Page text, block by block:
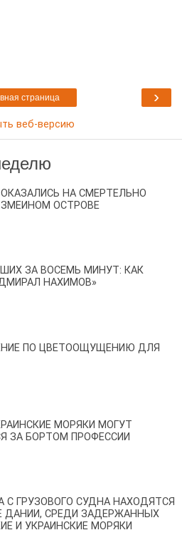
›
страница
веб-версию
НА СМЕРТЕЛЬНО
ОСТРОВЕ
ЗА ВОСЕМЬ МИНУТ: КАК
НАХИМОВ»
ПО ЦВЕТООЩУЩЕНИЮ ДЛЯ
МОРЯКИ МОГУТ
ЗА БОРТОМ ПРОФЕССИИ
С ГРУЗОВОГО СУДНА НАХОДЯТСЯ
ДАНИИ, СРЕДИ ЗАДЕРЖАННЫХ
И УКРАИНСКИЕ МОРЯКИ